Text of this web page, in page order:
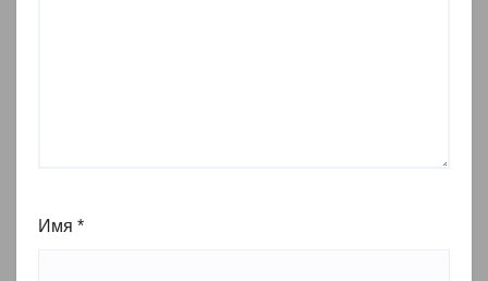
Имя *